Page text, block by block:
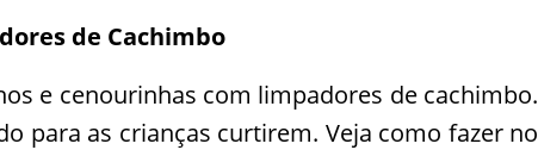
de Cachimbo
e cenourinhas com limpadores de cachimbo.
para as crianças curtirem. Veja como fazer no